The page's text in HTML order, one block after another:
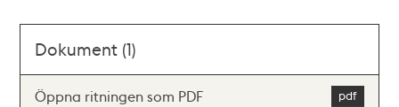
Dokument (1)
Öppna ritningen som PDF